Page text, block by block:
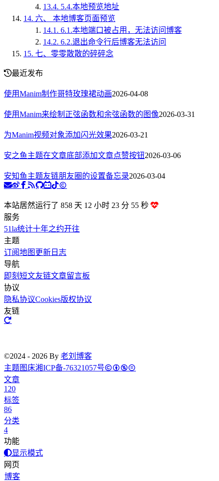
13.4. 5.4.本地预览地址
14. 六、 本地博客页面预览
14.1. 6.1.本地端口被占用，无法访问博客
14.2. 6.2.退出命令行后博客无法访问
15. 七、零零散散的碎碎念
最近发布
使用Manim制作哥特玫瑰裙动画2026-04-08
使用Manim来绘制正弦函数和余弦函数的图像2026-03-31
为Manim视频对象添加闪光效果2026-03-21
安之鱼主题在文章底部添加文章点赞按钮2026-03-06
安知鱼主题友链朋友圈的设置备忘录2026-03-04
本站居然运行了 858 天 12 小时 23 分 56 秒
服务
51la统计十年之约开往
主题
订阅地图 更新日志
导航
即刻短文友链文章留言板
协议
隐私协议Cookies版权协议
友链
©2024 - 2026 By 老刘博客
主题 图床湘ICP备-76321057号
文章
120
标签
86
分类
4
功能
显示模式
网页
博客